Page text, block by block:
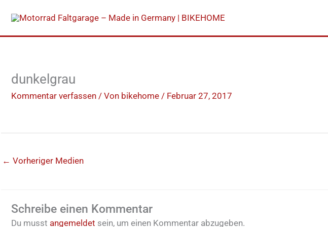
Inhalt
springen
dunkelgrau
Kommentar verfassen / Von bikehome / Februar 27, 2017
← Vorheriger Medien
Schreibe einen Kommentar
Du musst angemeldet sein, um einen Kommentar abzugeben.